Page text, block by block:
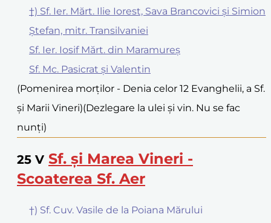
†) Sf. Ier. Mărt. Ilie Iorest, Sava Brancovici și Simion
Ștefan, mitr. Transilvaniei
Sf. Ier. Iosif Mărt. din Maramureș
Sf. Mc. Pasicrat și Valentin
(Pomenirea morților - Denia celor 12 Evanghelii, a Sf.
și Marii Vineri)(Dezlegare la ulei și vin. Nu se fac
nunți)
25 V Sf. și Marea Vineri -
Scoaterea Sf. Aer
†) Sf. Cuv. Vasile de la Poiana Mărului